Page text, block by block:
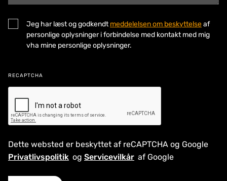
Jeg har læst og godkendtmeddelelsen om beskyttelseaf
personlige oplysninger i forbindelse med kontakt med mig
vha mine personlige oplysninger.
RECAPTCHA
Dette websted er beskyttet af reCAPTCHA og Google
Privatlivspolitik og Servicevilkår af Google